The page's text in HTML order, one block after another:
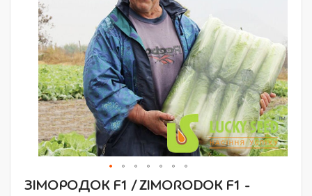
Перейти
ЗІМОРОДОК F1 / ZIMORODOK F1 -